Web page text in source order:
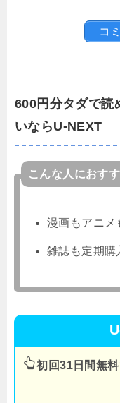
コ
600円分タダで読
いならU-NEXT
こんな人におす
漫画もアニメ
雑誌も定期購
初回31日間無料